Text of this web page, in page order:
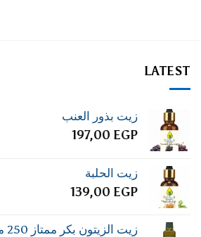
LATEST
زيت بذور العنب
197,00 EGP
زيت الحلبة
139,00 EGP
زيت الزيتون بكر ممتاز 250 مل